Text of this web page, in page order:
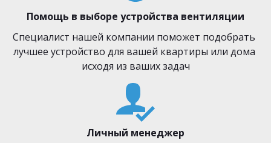
Помощь в выборе устройства вентиляции
Специалист нашей компании поможет подобрать
лучшее устройство для вашей квартиры или дома
исходя из ваших задач
Личный менеджер